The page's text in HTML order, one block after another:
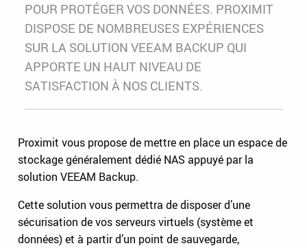
POUR PROTÉGER VOS DONNÉES. PROXIMIT
DISPOSE DE NOMBREUSES EXPÉRIENCES
SUR LA SOLUTION VEEAM BACKUP QUI
APPORTE UN HAUT NIVEAU DE
SATISFACTION À NOS CLIENTS.
Proximit vous propose de mettre en place un espace de
stockage généralement dédié NAS appuyé par la
solution VEEAM Backup.
Cette solution vous permettra de disposer d’une
sécurisation de vos serveurs virtuels (système et
données) et à partir d’un point de sauvegarde,